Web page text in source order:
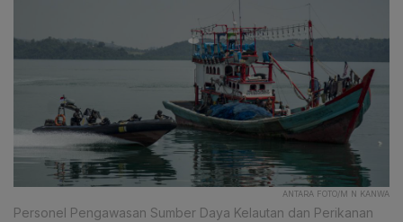
ANTARA FOTO/M N KANWA
Personel Pengawasan Sumber Daya Kelautan dan Perikanan